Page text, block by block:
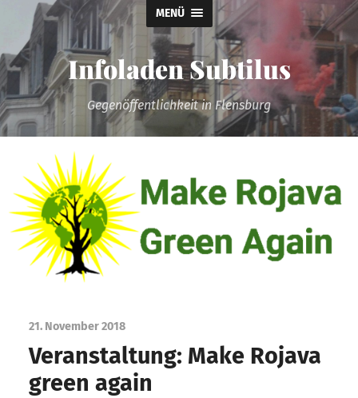
MENÜ
Infoladen Subtilus
Gegenöffentlichkeit in Flensburg
21. November 2018
Veranstaltung: Make Rojava
green again